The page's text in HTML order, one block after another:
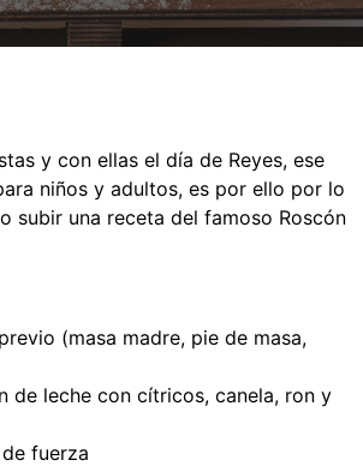
y con ellas el día de Reyes, ese
niños y adultos, es por ello por lo
subir una receta del famoso Roscón
(masa madre, pie de masa,
de leche con cítricos, canela, ron y
fuerza